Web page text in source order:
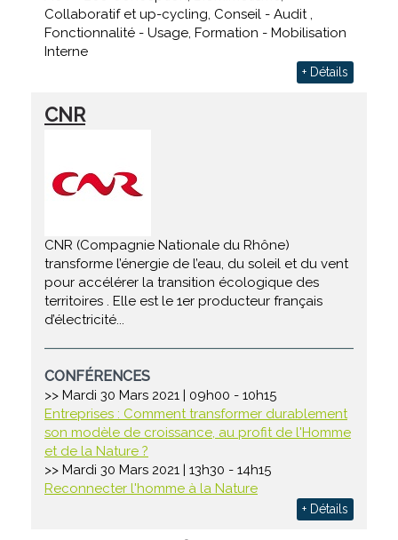
Collaboratif et up-cycling, Conseil - Audit ,
Fonctionnalité - Usage, Formation - Mobilisation
Interne
+ Détails
CNR
CNR (Compagnie Nationale du Rhône)
transforme l’énergie de l’eau, du soleil et du vent
pour accélérer la transition écologique des
territoires . Elle est le 1er producteur français
d’électricité...
CONFÉRENCES
>> Mardi 30 Mars 2021 | 09h00 - 10h15
Entreprises : Comment transformer durablement
son modèle de croissance, au profit de l'Homme
et de la Nature ?
>> Mardi 30 Mars 2021 | 13h30 - 14h15
Reconnecter l'homme à la Nature
+ Détails